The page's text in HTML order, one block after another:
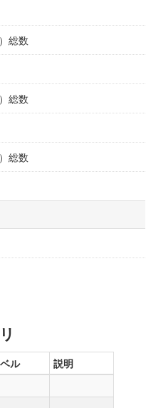
総数
総数
総数
ル
説明